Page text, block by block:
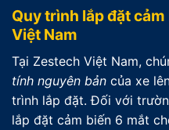
Quy trình lắp đặt
Việt Nam
Tại Zestech Việt Nam,
tính nguyên bản của xe
trình lắp đặt. Đối với
lắp đặt cảm biến 6 mắt